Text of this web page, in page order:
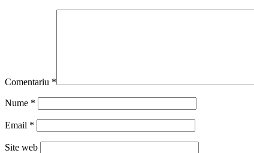
Comentariu *
Nume *
Email *
Site web